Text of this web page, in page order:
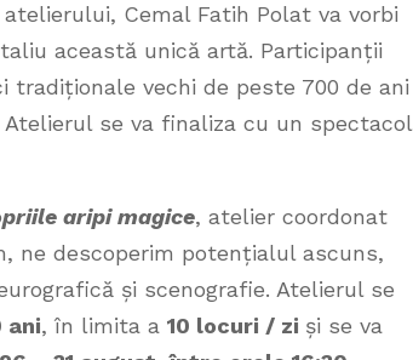
Cemal Fatih Polat va vorbi
această unică artă. Participanții
tradiționale vechi de peste 700 de ani
se va finaliza cu un spectacol
aripi magice, atelier coordonat
ne descoperim potențialul ascuns,
și scenografie. Atelierul se
ani, în limita a 10 locuri / zi și se va